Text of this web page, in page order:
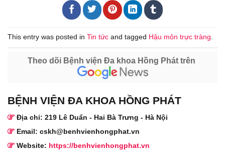
This entry was posted in Tin tức and tagged Hậu môn trực tràng
Theo dõi Bệnh viện Đa khoa Hồng Phát trên
BỆNH VIỆN ĐA KHOA HỒNG PHÁT
Địa chỉ: 219 Lê Duẩn - Hai Bà Trưng - Hà Nội
Email: cskh@benhvienhongphat.vn
Website: https://benhvienhongphat.vn